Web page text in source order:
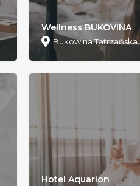
Wellness BUKOVINA
Bukowina Tatrzańska
Hotel Aquarion